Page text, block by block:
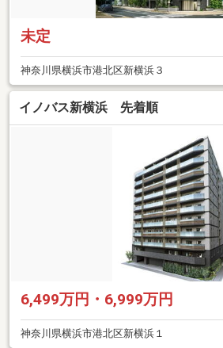
未定
神奈川県横浜市港北区新横浜３
イノバス新横浜 先着順
6,499万円・6,999万円
神奈川県横浜市港北区新横浜１